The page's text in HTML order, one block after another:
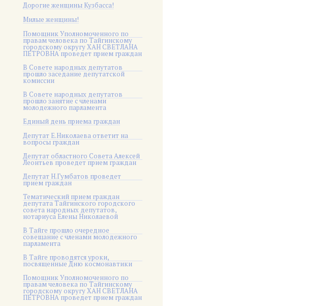
Дорогие женщины Кузбасса!
Милые женщины!
Помощник Уполномоченного по
правам человека по Тайгинскому
городскому округу ХАН СВЕТЛАНА
ПЕТРОВНА проведет прием граждан
В Совете народных депутатов
прошло заседание депутатской
комиссии
В Совете народных депутатов
прошло занятие с членами
молодежного парламента
Единый день приема граждан
Депутат Е.Николаева ответит на
вопросы граждан
Депутат областного Совета Алексей
Леонтьев проведет прием граждан
Депутат Н.Гумбатов проведет
прием граждан
Тематический прием граждан
депутата Тайгинского городского
совета народных депутатов,
нотариуса Елены Николаевой
В Тайге прошло очередное
совещание с членами молодежного
парламента
В Тайге проводятся уроки,
посвященные Дню космонавтики
Помощник Уполномоченного по
правам человека по Тайгинскому
городскому округу ХАН СВЕТЛАНА
ПЕТРОВНА проведет прием граждан